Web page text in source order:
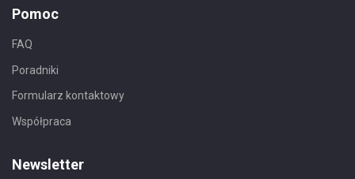
Pomoc
FAQ
Poradniki
Formularz kontaktowy
Współpraca
Newsletter